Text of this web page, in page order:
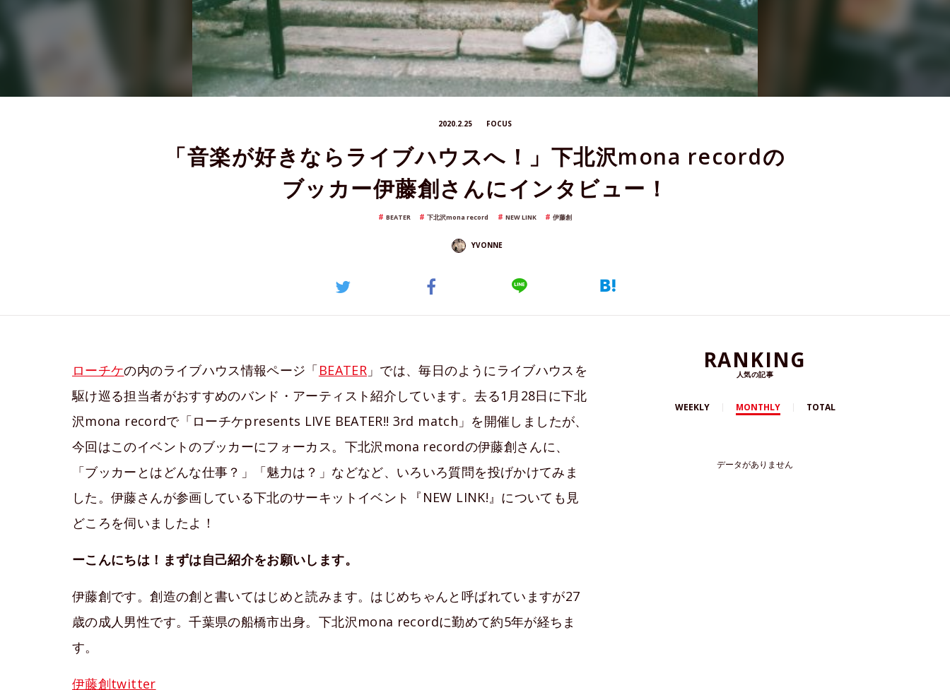
2020.2.25 FOCUS
「音楽が好きならライブハウスへ！」下北沢mona recordの
ブッカー伊藤創さんにインタビュー！
BEATER 下北沢mona record NEW LINK 伊藤創
YVONNE
ローチケの内のライブハウス情報ページ「BEATER 」では、毎日のようにライブハウスを
駆け巡る担当者がおすすめのバンド・アーティスト紹介しています。去る1月28日に下北
沢mona recordで「ローチケpresents LIVE BEATER!! 3rd match」を開催しましたが、
今回はこのイベントのブッカーにフォーカス。下北沢mona recordの伊藤創さんに、
「ブッカーとはどんな仕事？」「魅力は？」などなど、いろいろ質問を投げかけてみま
した。伊藤さんが参画している下北のサーキットイベント『NEW LINK!』についても見
どころを伺いましたよ！
ーこんにちは！まずは自己紹介をお願いします。
伊藤創です。創造の創と書いてはじめと読みます。はじめちゃんと呼ばれていますが27
歳の成人男性です。千葉県の船橋市出身。下北沢mona recordに勤めて約5年が経ちま
す。
伊藤創twitter
RANKING
人気の記事
WEEKLY MONTHLY TOTAL
データがありません